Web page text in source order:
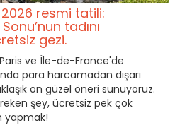
resmi tatili:
tadını
gezi.
ve Île-de-France'de
para harcamadan dışarı
on güzel öneri sunuyoruz.
şey, ücretsiz pek çok
yapmak!